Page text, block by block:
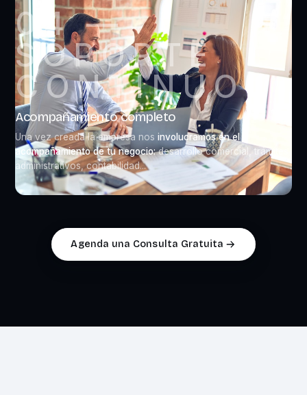
04 —
SOPORTE
CONTINUO
Acompañamiento completo
Una vez creada la empresa nos involucramos en el
acompañamiento de tu negocio:desarrollo comercial, trámites
administrativos, contabilidad...
Agenda una Consulta Gratuita